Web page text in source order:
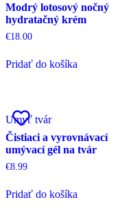
Modrý lotosový nočný
hydratačný krém
€18.00
Pridať do košíka
Umyť tvár
Čistiaci a vyrovnávací
umývací gél na tvár
€8.99
Pridať do košíka